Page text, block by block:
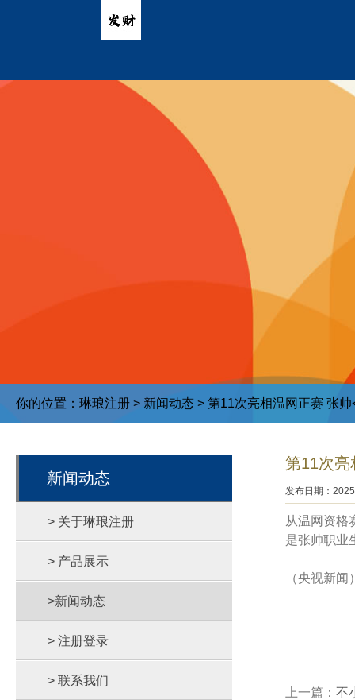
你的位置： 琳琅注册 > 新闻动态 > 第11次亮相温网正赛 张
新闻动态
> 关于琳琅注册
> 产品展示
>新闻动态
> 注册登录
> 联系我们
第11次亮
发布日期：
从温网资格
是张帅职业
（央视新闻
上一篇： 不